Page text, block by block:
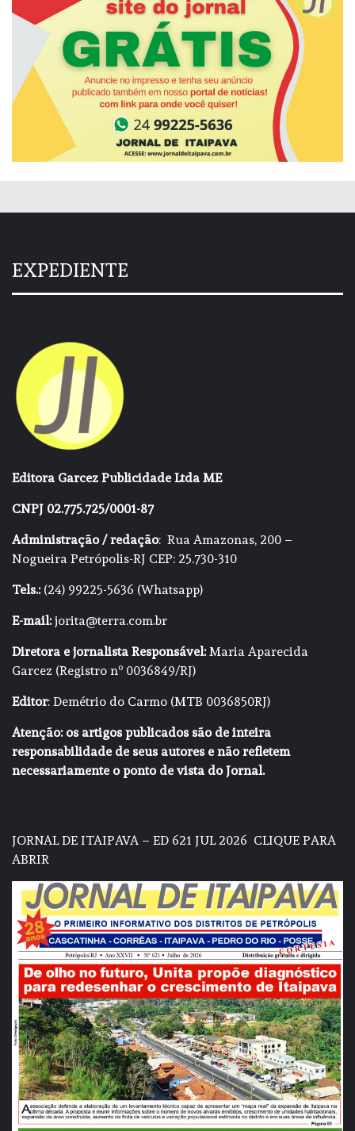
EXPEDIENTE
Editora Garcez Publicidade Ltda ME
CNPJ 02.775.725/0001-87
Administração / redação: Rua Amazonas, 200 –
Nogueira Petrópolis-RJ CEP: 25.730-310
Tels.:(24) 99225-5636 (Whatsapp)
E-mail:jorita@terra.com.br
Diretora e jornalista Responsável:Maria Aparecida
Garcez (Registro nº 0036849/RJ)
Editor: Demétrio do Carmo (MTB 0036850RJ)
Atenção: os artigos publicados são de inteira
responsabilidade de seus autores e não refletem
necessariamente o ponto de vista do Jornal.
JORNAL DE ITAIPAVA – ED 621 JUL 2026 CLIQUE PARA
ABRIR